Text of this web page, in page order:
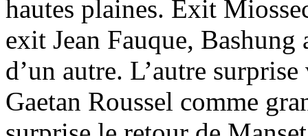
hautes plaines. Exit
exit Jean Fauque,
d’un autre. L’autre
Gaetan Roussel comme